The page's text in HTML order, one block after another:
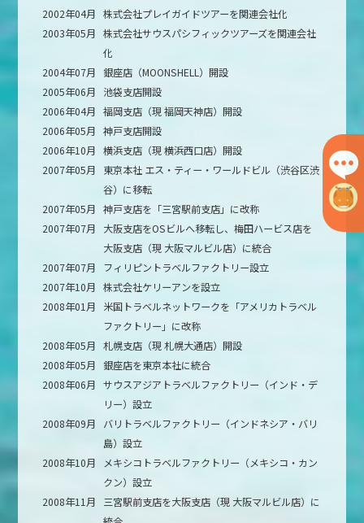
2002年04月 株式会社プレイガイドツアーを関連会社化
2003年05月 株式会社サウスパシフィックツアーズを関連会社
化
2004年07月 銀座店（MOONSHELL）開設
2005年06月
池袋支店開設
2006年04月 福岡支店（現 福岡天神店）開設
2006年05月 神戸支店開設
2006年10月 横浜支店（現 横浜西口店）開設
2007年05月
東京本社 エス・ティー・ワールドビル（渋谷区渋
谷）に移転
2007年05月 神戸支店を「三宮駅前支店」に改称
2007年07月
大阪支店をOSビルへ移転し、梅田ハービス店を
大阪支店（現 大阪マルビル店）に統合
2007年07月
フィリピントラベルファクトリー設立
2007年10月 株式会社ケリーアンを設立
2008年01月
米国トラベルネットワークを「アメリカトラベル
ファクトリー」に改称
2008年05月 札幌支店（現 札幌大通店）開設
2008年05月 銀座店を東京本社に統合
2008年06月 サウスアジアトラベルファクトリー（インド・デ
リー）設立
2008年09月
バリトラベルファクトリー（インドネシア・バリ
島）設立
2008年10月
メキシコトラベルファクトリー（メキシコ・カン
クン）設立
2008年11月
三宮駅前支店を大阪支店（現 大阪マルビル店）に